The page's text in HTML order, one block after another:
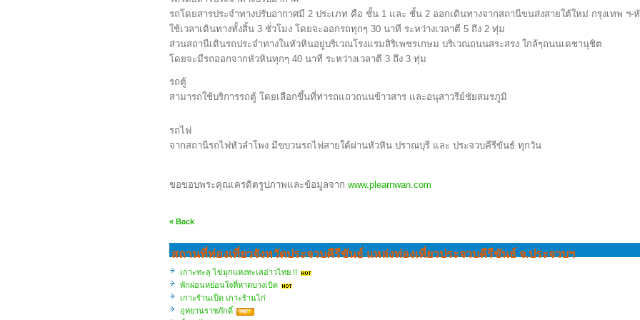
รถโดยสารประจำทางปรับอากาศมี 2 ประเภท คือ ชั้น 1 และ ชั้น 2 ออกเดินทางจากสถานีขนส่งสายใต้ใหม่ กรุงเทพ ฯ-
ใช้เวลาเดินทางทั้งสิ้น 3 ชั่วโมง โดยจะออกรถทุกๆ 30 นาที ระหว่างเวลาตี 5 ถึง 2 ทุ่ม
ส่วนสถานีเดินรถประจำทางในหัวหินอยู่บริเวณโรงแรมสิริเพชรเกษม บริเวณถนนสระสรง ใกล้ๆถนนเดชานุชิต
โดยจะมีรถออกจากหัวหินทุกๆ 40 นาที ระหว่างเวลาตี 3 ถึง 3 ทุ่ม
รถตู้
สามารถใช้บริการรถตู้ โดยเลือกขึ้นที่ท่ารถแถวถนนข้าวสาร และอนุสาวรีย์ชัยสมรภูมิ
รถไฟ
จากสถานีรถไฟหัวลำโพง มีขบวนรถไฟสายใต้ผ่านหัวหิน ปราณบุรี และ ประจวบคีรีขันธ์ ทุกวัน
ขอขอบพระคุณเครดิตรูปภาพและข้อมูลจาก www.plearnwan.com
« Back
สถานที่ท่องเที่ยวจังหวัดประจวบคีรีขันธ์ แหล่งท่องเที่ยวประจวบคีรีขันธ์ จ.ประจวบฯ
เกาะทะลุ ไข่มุกแห่งทะเลอ่าวไทย !!
พักผ่อนหย่อนใจที่หาดบางเบิด
เกาะร้านเป็ด เกาะร้านไก่
อุทยานราชภักดิ์